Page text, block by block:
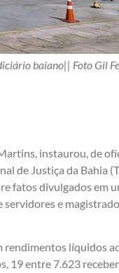
baiano|| Foto Gil
instaurou, de
de Justiça da Bahia
fatos divulgados em
e
rendimentos líquidos
entre 7.623